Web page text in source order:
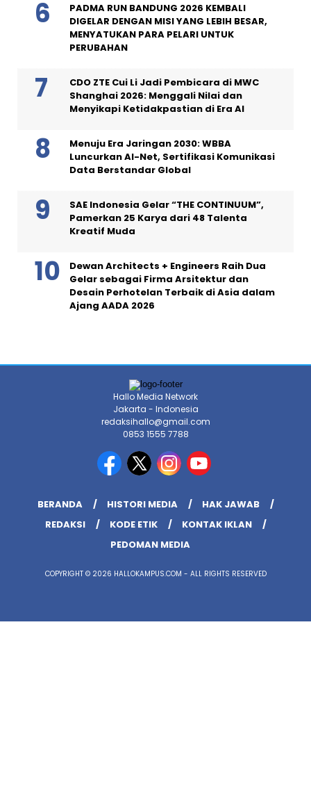
PADMA RUN BANDUNG 2026 KEMBALI
DIGELAR DENGAN MISI YANG LEBIH BESAR,
MENYATUKAN PARA PELARI UNTUK
PERUBAHAN
CDO ZTE Cui Li Jadi Pembicara di MWC
Shanghai 2026: Menggali Nilai dan
Menyikapi Ketidakpastian di Era AI
Menuju Era Jaringan 2030: WBBA
Luncurkan AI-Net, Sertifikasi Komunikasi
Data Berstandar Global
SAE Indonesia Gelar “THE CONTINUUM”,
Pamerkan 25 Karya dari 48 Talenta
Kreatif Muda
Dewan Architects + Engineers Raih Dua
Gelar sebagai Firma Arsitektur dan
Desain Perhotelan Terbaik di Asia dalam
Ajang AADA 2026
Hallo Media Network
Jakarta - Indonesia
redaksihallo@gmail.com
0853 1555 7788
BERANDA HISTORI MEDIA
HAK JAWAB
REDAKSI
KODE ETIK
KONTAK IKLAN
PEDOMAN MEDIA
COPYRIGHT © 2026 HALLOKAMPUS.COM - ALL RIGHTS RESERVED